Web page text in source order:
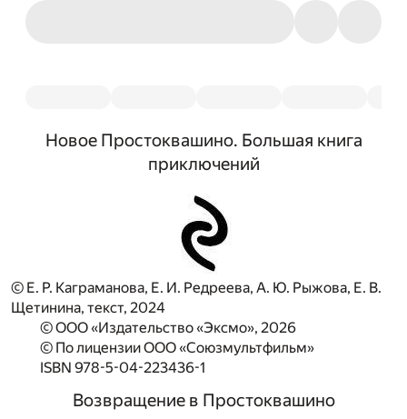
Новое Простоквашино. Большая книга
приключений
© Е. Р. Каграманова, Е. И. Редреева, А. Ю. Рыжова, Е. В.
Щетинина, текст, 2024
© ООО «Издательство «Эксмо», 2026
© По лицензии ООО «Союзмультфильм»
ISBN 978-5-04-223436-1
Возвращение в Простоквашино